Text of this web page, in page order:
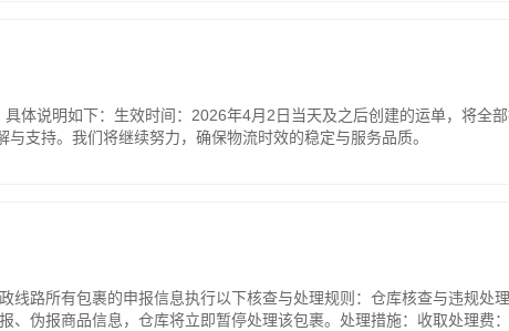
体说明如下：生效时间：2026年4月2日当天及之后创建的运单，将全
支持。我们将继续努力，确保物流时效的稳定与服务品质。
路所有包裹的申报信息执行以下核查与处理规则：仓库核查与违规处
、伪报商品信息，仓库将立即暂停处理该包裹。处理措施：收取处理费